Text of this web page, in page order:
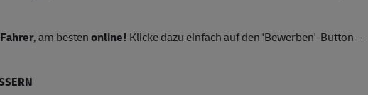
Fahrer, am bestenonline! Klicke dazu einfach auf den 'Bewerben'-Button –